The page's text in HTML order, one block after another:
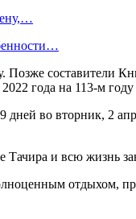
составители
года на 113-м
дней во вторник, 2
Тачира и всю жизнь
отдыхом,